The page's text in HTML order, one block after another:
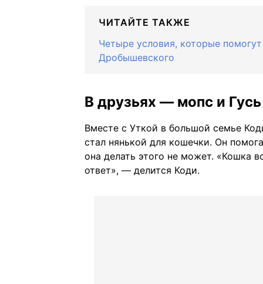
ЧИТАЙТЕ ТАКЖЕ
Четыре условия, которые
Дробышевского
В друзьях — мопс и Гусь
Вместе с Уткой в большой семье
стал нянькой для кошечки. Он
она делать этого не может. «Кошка
ответ», — делится Коди.